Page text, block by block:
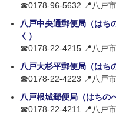
☎0178-96-5632 📍八戸
八戸中央通郵便局（はち
く）
☎0178-22-4215 📍八戸
八戸大杉平郵便局（はち
☎0178-22-4223 📍八戸
八戸根城郵便局（はちの
☎0178-22-4211 📍八戸